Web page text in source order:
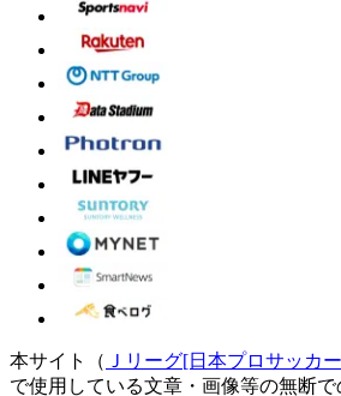
本サイト（ Ｊリーグ[日本プロサッカ
で使用している文章・画像等の無断